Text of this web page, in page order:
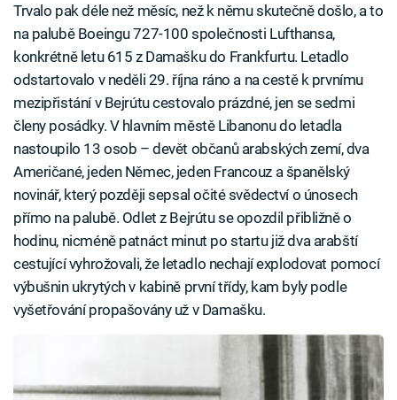
Trvalo pak déle než měsíc, než k němu skutečně došlo, a to
na palubě Boeingu 727-100 společnosti Lufthansa,
konkrétně letu 615 z Damašku do Frankfurtu. Letadlo
odstartovalo v neděli 29. října ráno a na cestě k prvnímu
mezipřistání v Bejrútu cestovalo prázdné, jen se sedmi
členy posádky. V hlavním městě Libanonu do letadla
nastoupilo 13 osob – devět občanů arabských zemí, dva
Američané, jeden Němec, jeden Francouz a španělský
novinář, který později sepsal očité svědectví o únosech
přímo na palubě. Odlet z Bejrútu se opozdil přibližně o
hodinu, nicméně patnáct minut po startu již dva arabští
cestující vyhrožovali, že letadlo nechají explodovat pomocí
výbušnin ukrytých v kabině první třídy, kam byly podle
vyšetřování propašovány už v Damašku.